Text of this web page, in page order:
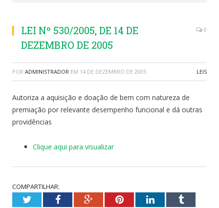
LEI Nº 530/2005, DE 14 DE
DEZEMBRO DE 2005
0
POR ADMINISTRADOR EM 14 DE DEZEMBRO DE 2005 LEIS
Autoriza a aquisição e doação de bem com natureza de
premiação por relevante desempenho funcional e dá outras
providências
Clique aqui para visualizar
COMPARTILHAR:
TwitterFacebookGoogle+PinterestLinkedInTumblr